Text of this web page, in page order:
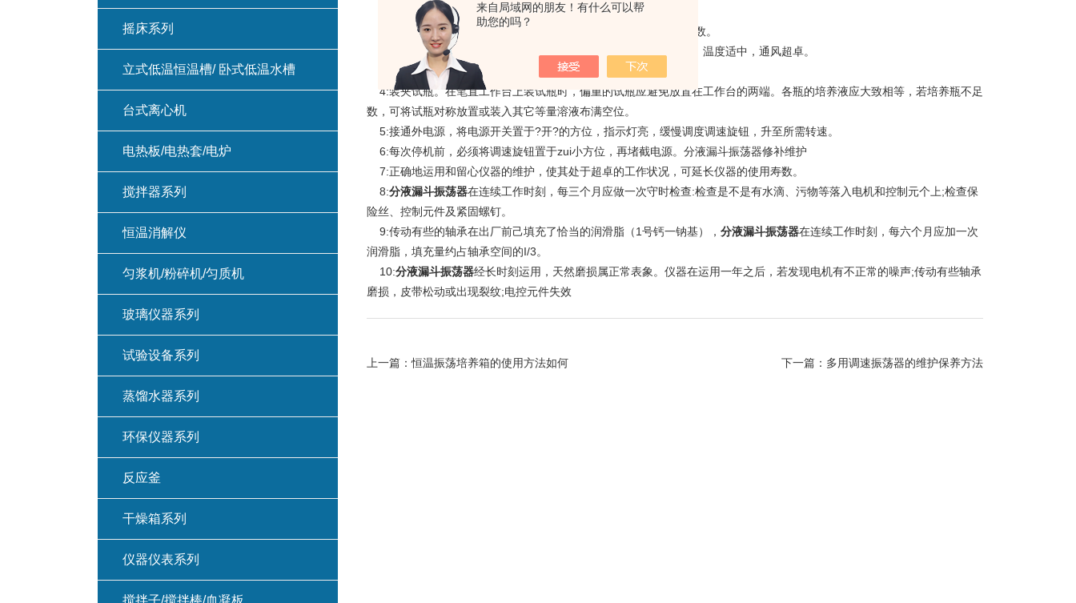
来自局域网的朋友！有什么可以帮
助您的吗？
分液漏斗振荡器的注意事项：
分液漏斗振荡器
在转速范围内中速运用，可延长仪器的运用寿数。
分液漏斗振荡器
应放置在较健旺的工作台上，环境应清洁规整，温度适中，通风超卓。
分液漏斗振荡器 运用前，先将调速旋钮置于zui小方位。
4:装夹试瓶。在笔直工作台上装试瓶时，偏重的试瓶应避免放置在工作台的两端。各瓶的培养液应大致相等，若培养瓶不足
数，可将试瓶对称放置或装入其它等量溶液布满空位。
5:接通外电源，将电源开关置于?开?的方位，指示灯亮，缓慢调度调速旋钮，升至所需转速。
6:每次停机前，必须将调速旋钮置于zui小方位，再堵截电源。分液漏斗振荡器修补维护
7:正确地运用和留心仪器的维护，使其处于超卓的工作状况，可延长仪器的使用寿数。
8:分液漏斗振荡器在连续工作时刻，每三个月应做一次守时检查:检查是不是有水滴、污物等落入电机和控制元个上;检查保
险丝、控制元件及紧固螺钉。
9:传动有些的轴承在出厂前己填充了恰当的润滑脂（1号钙一钠基）， 分液漏斗振荡器在连续工作时刻，每六个月应加一次
润滑脂，填充量约占轴承空间的I/3。
10:分液漏斗振荡器经长时刻运用，天然磨损属正常表象。仪器在运用一年之后，若发现电机有不正常的噪声;传动有些轴承
磨损，皮带松动或出现裂纹;电控元件失效
下一篇： 多用调速振荡器的维护保养方法
上一篇：恒温振荡培养箱的使用方法如何
摇床系列
立式低温恒温槽/ 卧式低温水槽
台式离心机
电热板/电热套/电炉
搅拌器系列
恒温消解仪
匀浆机/粉碎机/匀质机
玻璃仪器系列
试验设备系列
蒸馏水器系列
环保仪器系列
反应釜
干燥箱系列
仪器仪表系列
搅拌子/搅拌棒/血凝板